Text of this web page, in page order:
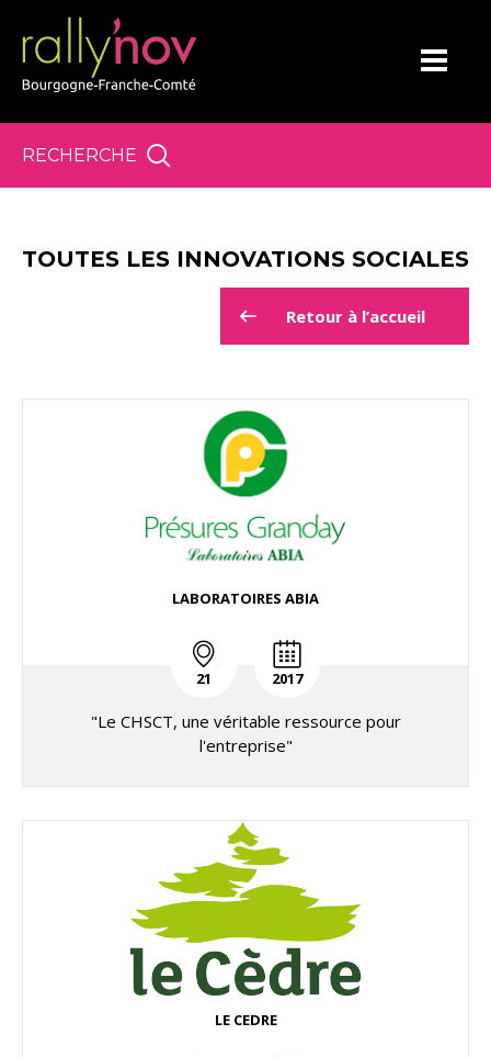
RECHERCHE
TOUTES LES INNOVATIONS SOCIALES
Retour à l’accueil
LABORATOIRES ABIA
21 2017
"Le CHSCT, une véritable ressource pour
l'entreprise"
LE CEDRE